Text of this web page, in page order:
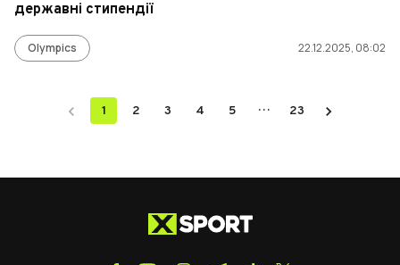
державні стипендії
Olympics 22.12.2025, 08:02
1 2 3 4 5 … 23